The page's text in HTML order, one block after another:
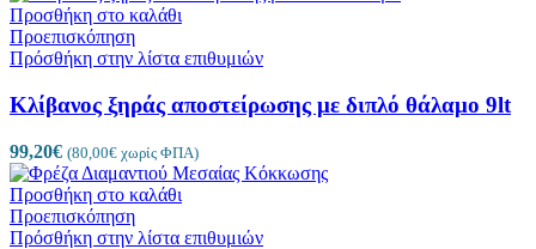
Προσθήκη στο καλάθι
Προεπισκόπηση
Πρόσθήκη στην λίστα επιθυμιών
Κλίβανος ξηράς αποστείρωσης με διπλό θάλαμο 9lt
99,20€ (80,00€ χωρίς ΦΠΑ)
Προσθήκη στο καλάθι
Προεπισκόπηση
Πρόσθήκη στην λίστα επιθυμιών